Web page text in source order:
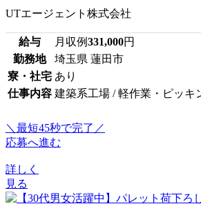
UTエージェント株式会社
給与 月収例331,000円
勤務地
埼玉県 蓮田市
寮・社宅 あり
仕事内容 建築系工場 / 軽作業・ピッキ
＼最短45秒で完了／
応募へ進む
詳しく
見る